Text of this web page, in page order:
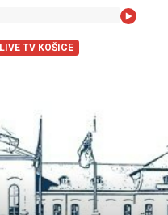
LIVE TV KOŠICE